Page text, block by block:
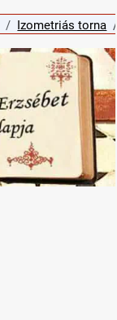
Izometriás torna